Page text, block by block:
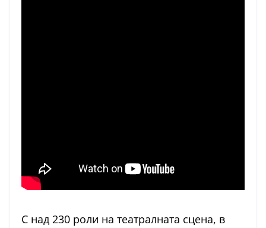
С над 230 роли на театралната сцена, в